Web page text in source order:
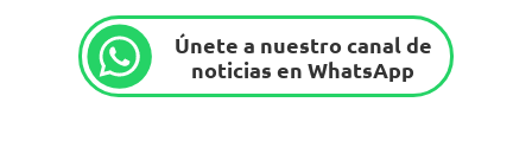
Únete a nuestro canal de
noticias en WhatsApp